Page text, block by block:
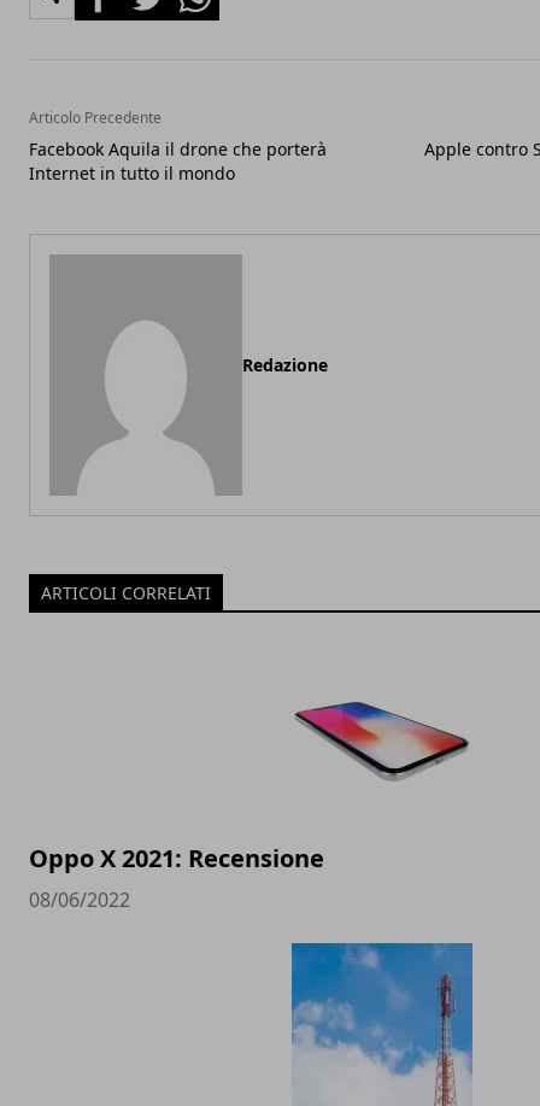
Articolo Precedente
Facebook Aquila il drone che porterà
Internet in tutto il mondo
Apple contro
Redazione
ARTICOLI CORRELATI
Oppo X 2021: Recensione
08/06/2022